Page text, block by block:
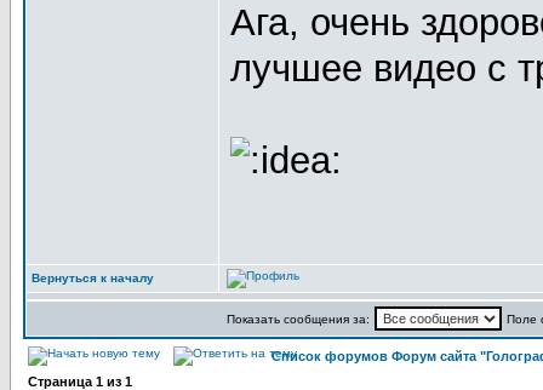
Ага, очень
лучшее видео с
Вернуться к началу
Показать сообщения за: Поле
Список форумов Форум сайта
Страница 1 из 1